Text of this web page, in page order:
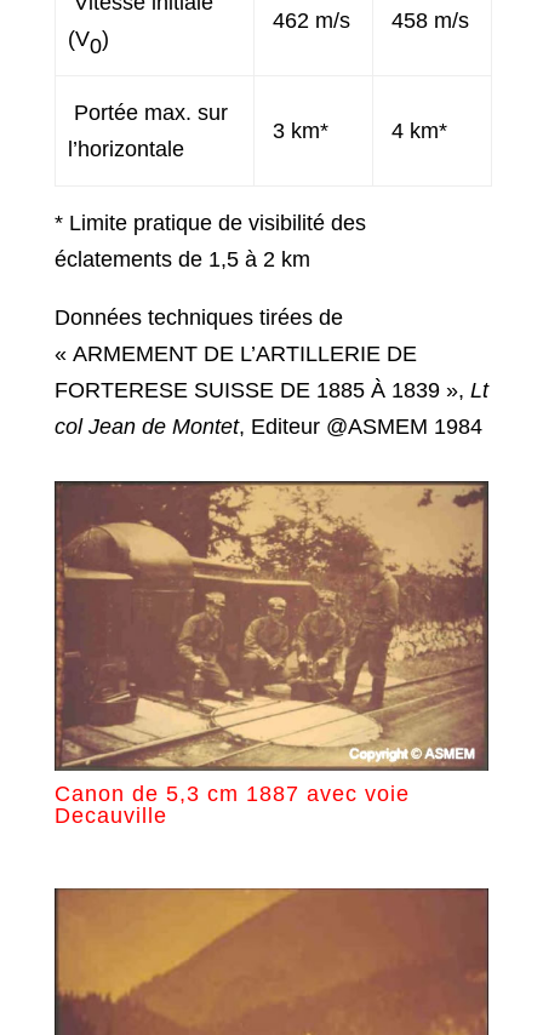
(V0)
462 m/s 458 m/s
Portée max. sur
l’horizontale
3 km* 4 km*
* Limite pratique de visibilité des
éclatements de 1,5 à 2 km
Données techniques tirées de
« ARMEMENT DE L’ARTILLERIE DE
FORTERESE SUISSE DE 1885 À 1839 », Lt
col Jean de Montet, Editeur @ASMEM 1984
Canon de 5,3 cm 1887 avec voie
Decauville